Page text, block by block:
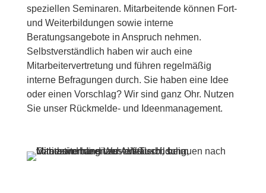
speziellen Seminaren. Mitarbeitende können Fort-
und Weiterbildungen sowie interne
Beratungsangebote in Anspruch nehmen.
Selbstverständlich haben wir auch eine
Mitarbeitervertretung und führen regelmäßig
interne Befragungen durch. Sie haben eine Idee
oder einen Vorschlag? Wir sind ganz Ohr. Nutzen
Sie unser Rückmelde- und Ideenmanagement.